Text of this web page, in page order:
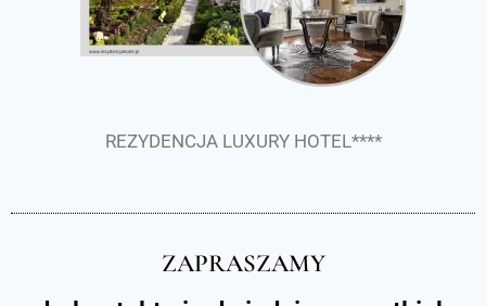
REZYDENCJA LUXURY HOTEL****
ZAPRASZAMY